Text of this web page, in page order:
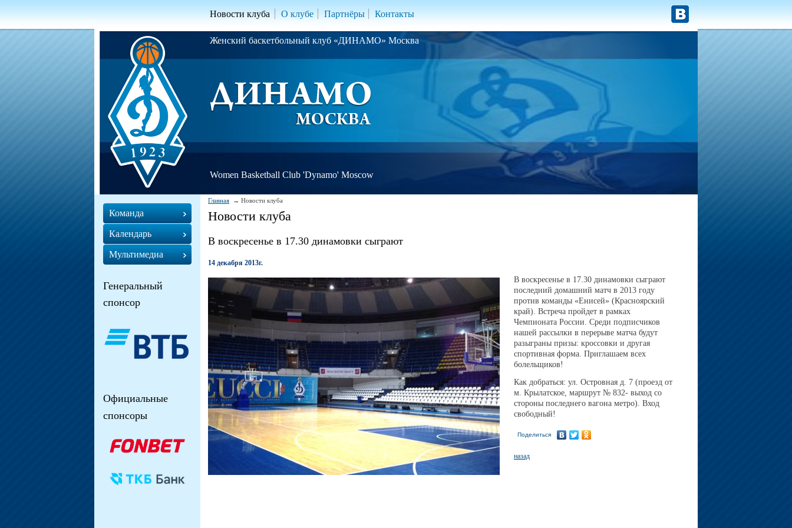
Новости клуба О клубе Партнёры Контакты
Женский баскетбольный клуб «ДИНАМО» Москва
Women Basketball Club 'Dynamo' Moscow
Главная Новости клуба
Новости клуба
В воскресенье в 17.30 динамовки сыграют
14 декабря 2013г.
В воскресенье в 17.30 динамовки сыграют
последний домашний матч в 2013 году
против команды «Енисей» (Красноярский
край). Встреча пройдет в рамках
Чемпионата России. Среди подписчиков
нашей рассылки в перерыве матча будут
разыграны призы: кроссовки и другая
спортивная форма. Приглашаем всех
болельщиков!
Как добраться: ул. Островная д. 7 (проезд от
м. Крылатское, маршрут № 832- выход со
стороны последнего вагона метро). Вход
свободный!
Поделиться
назад
Команда
Календарь
Мультимедиа
Генеральный
спонсор
Официальные
спонсоры